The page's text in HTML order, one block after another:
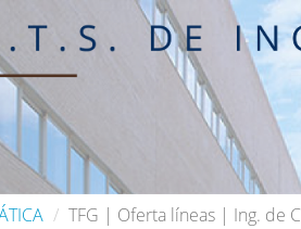
TFG | Oferta líneas | Ing. de